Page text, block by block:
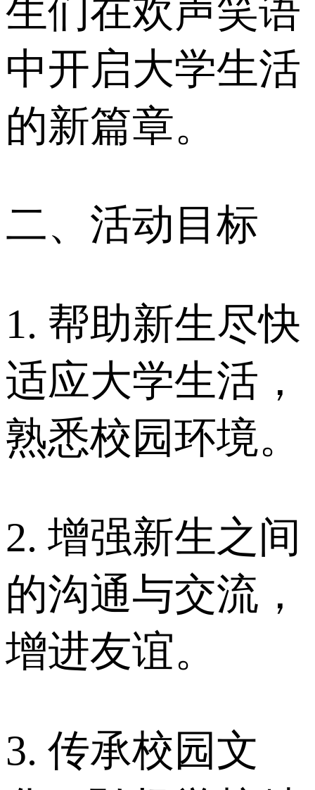
生们在欢声笑语
中开启大学生活
的新篇章。
二、活动目标
1. 帮助新生尽快
适应大学生活，
熟悉校园环境。
2. 增强新生之间
的沟通与交流，
增进友谊。
3. 传承校园文